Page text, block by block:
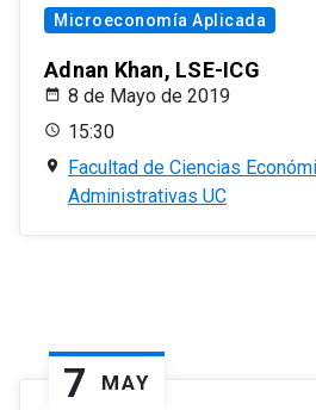
Microeconomía Aplicada
Adnan Khan, LSE-ICG
8 de Mayo de 2019
15:30
Facultad de Ciencias
Administrativas UC
7 MAY